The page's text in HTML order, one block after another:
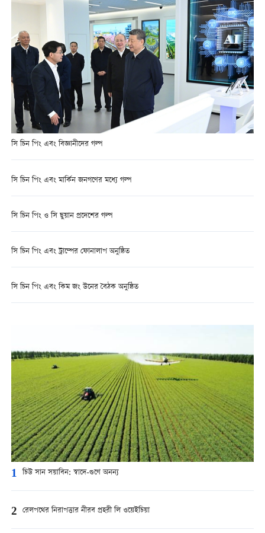
সি চিন পিং এবং বিজ্ঞানীদের গল্প
সি চিন পিং এবং মার্কিন জনগণের মধ্যে গল্প
সি চিন পিং ও সি ছুয়ান প্রদেশের গল্প
সি চিন পিং এবং ট্রাম্পের ফোনালাপ অনুষ্ঠিত
সি চিন পিং এবং কিম জং উনের বৈঠক অনুষ্ঠিত
1 চিউ সান সয়াবিন: স্বাদে-গুণে অনন্য
2 রেলপথের নিরাপত্তার নীরব প্রহরী লি ওয়েইচিয়া